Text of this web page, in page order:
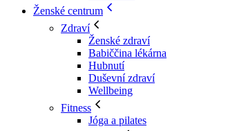
Ženské centrum
Zdraví
Ženské zdraví
Babiččina lékárna
Hubnutí
Duševní zdraví
Wellbeing
Fitness
Jóga a pilates